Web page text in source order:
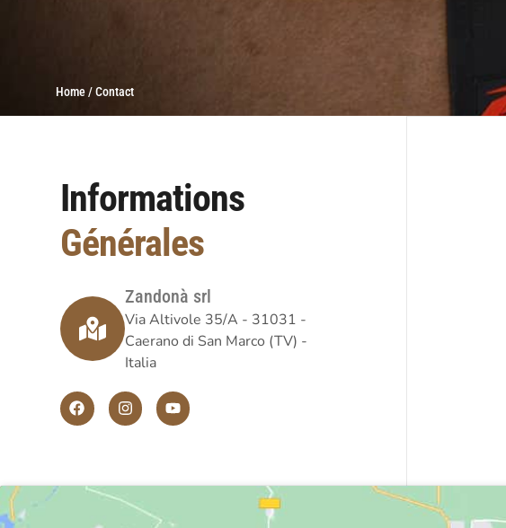
Home / Contact
Informations
Générales
Zandonà srl
Via Altivole 35/A - 31031 -
Caerano di San Marco (TV) -
Italia